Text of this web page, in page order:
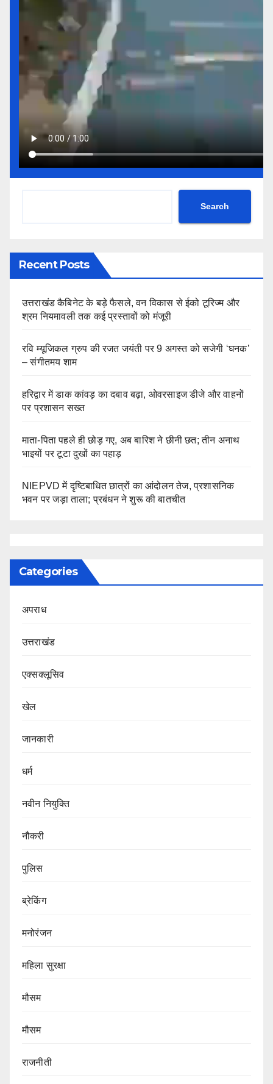
Search
Recent Posts
उत्तराखंड कैबिनेट के बड़े फैसले, वन विकास से ईको टूरिज्म और
श्रम नियमावली तक कई प्रस्तावों को मंजूरी
रवि म्यूजिकल ग्रुप की रजत जयंती पर 9 अगस्त को सजेगी ‘घनक’
– संगीतमय शाम
हरिद्वार में डाक कांवड़ का दबाव बढ़ा, ओवरसाइज डीजे और वाहनों
पर प्रशासन सख्त
माता-पिता पहले ही छोड़ गए, अब बारिश ने छीनी छत; तीन अनाथ
भाइयों पर टूटा दुखों का पहाड़
NIEPVD में दृष्टिबाधित छात्रों का आंदोलन तेज, प्रशासनिक
भवन पर जड़ा ताला; प्रबंधन ने शुरू की बातचीत
Categories
अपराध
उत्तराखंड
एक्सक्लूसिव
खेल
जानकारी
धर्म
नवीन नियुक्ति
नौकरी
पुलिस
ब्रेकिंग
मनोरंजन
महिला सुरक्षा
मौसम
मौसम
राजनीती